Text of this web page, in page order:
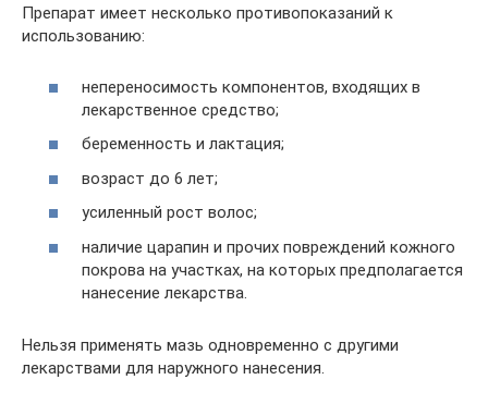
Препарат имеет несколько противопоказаний к
использованию:
непереносимость компонентов, входящих в
лекарственное средство;
беременность и лактация;
возраст до 6 лет;
усиленный рост волос;
наличие царапин и прочих повреждений кожного
покрова на участках, на которых предполагается
нанесение лекарства.
Нельзя применять мазь одновременно с другими
лекарствами для наружного нанесения.